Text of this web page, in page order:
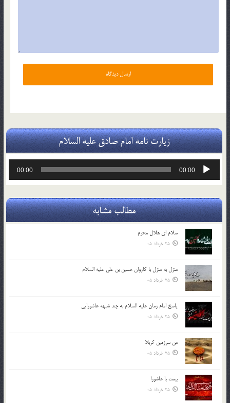
زیارت نامه امام صادق علیه السلام
پخش‌کننده
00:00
00:00
مطالب مشابه
سلام ای هلال محرم
25 خرداد 05
منزل به منزل با کاروان حسین بن علی علیه السلام
25 خرداد 05
پاسخ امام زمان علیه السلام به چند شبهه عاشورایی
25 خرداد 05
من سرزمین کربلا
25 خرداد 05
بیعت با عاشورا
25 خرداد 05